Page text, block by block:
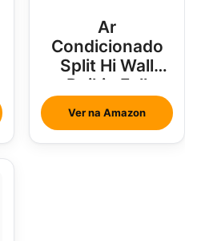
Ar
Condicionado
Split Hi Wall
Daikin Full
Inverter 18000
Btus
Ver na Amazon